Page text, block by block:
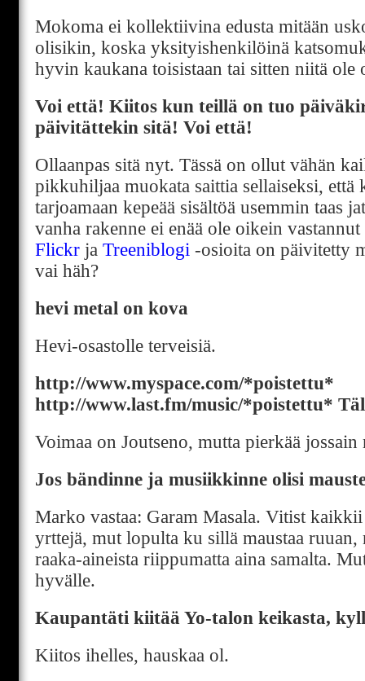
Mokoma ei kollektiivina edusta mitään
olisikin, koska yksityishenkilöinä
hyvin kaukana toisistaan tai sitten niitä ole
Voi että! Kiitos kun teillä on tuo
päivitättekin sitä! Voi että!
Ollaanpas sitä nyt. Tässä on ollut vähän
pikkuhiljaa muokata saittia sellaiseksi, että
tarjoamaan kepeää sisältöä usemmin taas
vanha rakenne ei enää ole oikein
Flickr ja Treeniblogi -osioita on päivitetty
vai häh?
hevi metal on kova
Hevi-osastolle terveisiä.
http://www.myspace.com/*poistettu*
http://www.last.fm/music/*poistettu*
Voimaa on Joutseno, mutta pierkää jossain
Jos bändinne ja musiikkinne olisi
Marko vastaa: Garam Masala. Vitist
yrttejä, mut lopulta ku sillä maustaa
raaka-aineista riippumatta aina samalta.
hyvälle.
Kaupantäti kiitää Yo-talon keikasta,
Kiitos ihelles, hauskaa ol.